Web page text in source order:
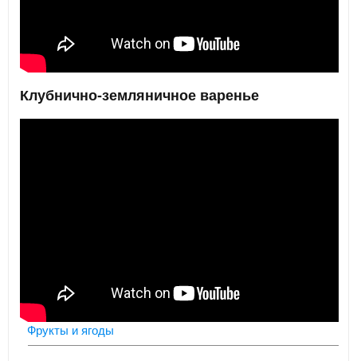
Клубнично-земляничное варенье
Фрукты и ягоды